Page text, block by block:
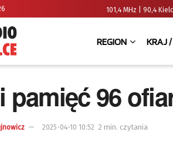
101,4 MHz | 90,4
REGION KRAJ
pamięć 96
2025-04-10 10:52 2 min. czytania